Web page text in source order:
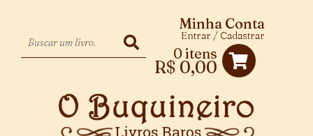
0 itens
R$ 0,00
Minha Conta
Entrar / Cadastrar